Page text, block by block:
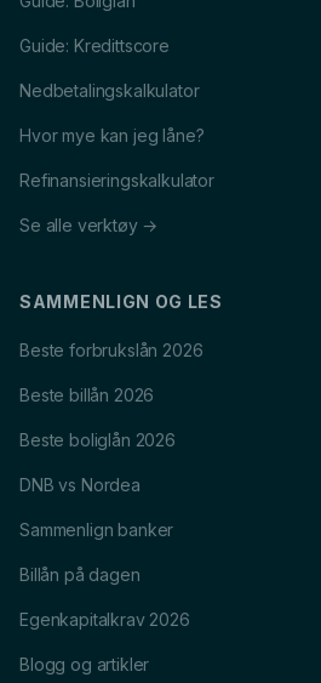
Guide: Kredittscore
Nedbetalingskalkulator
Hvor mye kan jeg låne?
Refinansieringskalkulator
Se alle verktøy →
SAMMENLIGN OG LES
Beste forbrukslån 2026
Beste billån 2026
Beste boliglån 2026
DNB vs Nordea
Sammenlign banker
Billån på dagen
Egenkapitalkrav 2026
Blogg og artikler